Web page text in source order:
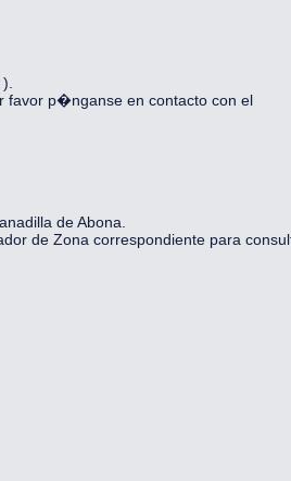
favor p�nganse en contacto con el
de Abona.
de Zona correspondiente para